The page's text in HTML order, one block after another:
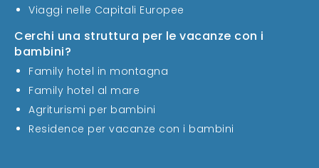
Viaggi nelle Capitali Europee
Cerchi una struttura per le vacanze con i
bambini?
Family hotel in montagna
Family hotel al mare
Agriturismi per bambini
Residence per vacanze con i bambini